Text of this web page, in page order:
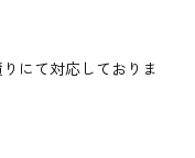
にて対応しておりま